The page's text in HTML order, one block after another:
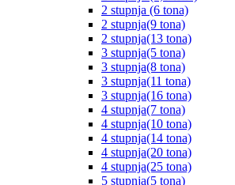
2 stupnja (6 tona)
2 stupnja(9 tona)
2 stupnja(13 tona)
3 stupnja(5 tona)
3 stupnja(8 tona)
3 stupnja(11 tona)
3 stupnja(16 tona)
4 stupnja(7 tona)
4 stupnja(10 tona)
4 stupnja(14 tona)
4 stupnja(20 tona)
4 stupnja(25 tona)
5 stupnja(5 tona)